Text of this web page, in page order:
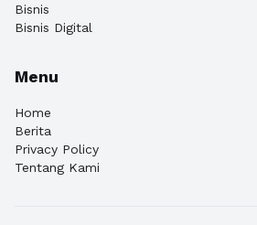
Bisnis
Bisnis Digital
Menu
Home
Berita
Privacy Policy
Tentang Kami